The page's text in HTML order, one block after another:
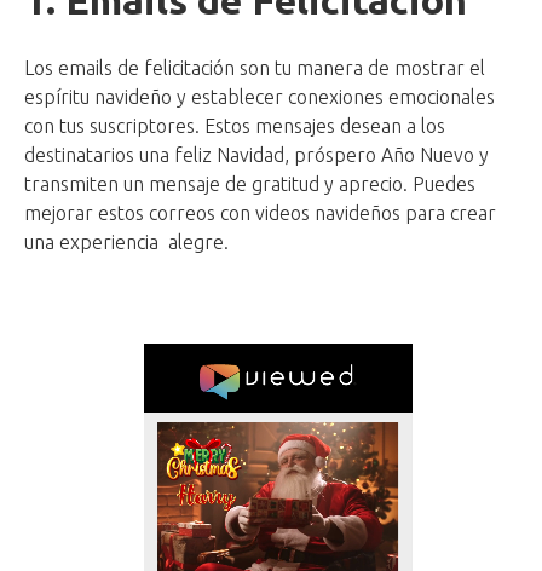
Los emails de felicitación son tu manera de mostrar el
espíritu navideño y establecer conexiones emocionales
con tus suscriptores. Estos mensajes desean a los
destinatarios una feliz Navidad, próspero Año Nuevo y
transmiten un mensaje de gratitud y aprecio. Puedes
mejorar estos correos con videos navideños para crear
una experiencia alegre.